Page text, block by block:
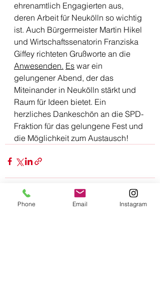
ehrenamtlich Engagierten aus,
deren Arbeit für Neukölln so wichtig
ist. Auch Bürgermeister Martin Hikel
und Wirtschaftssenatorin Franziska
Giffey richteten Grußworte an die
Anwesenden. Es war ein
gelungener Abend, der das
Miteinander in Neukölln stärkt und
Raum für Ideen bietet. Ein
herzliches Dankeschön an die SPD-
Fraktion für das gelungene Fest und
die Möglichkeit zum Austausch!
Phone Email Instagram